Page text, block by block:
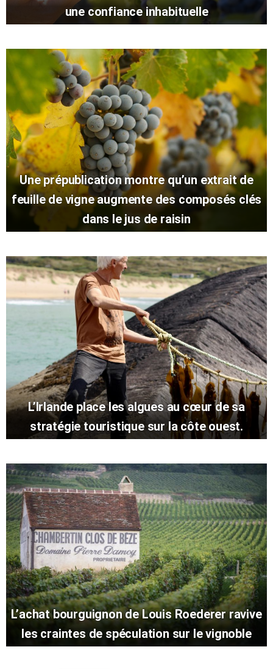
une confiance inhabituelle
Une prépublication montre qu’un extrait de
feuille de vigne augmente des composés clés
dans le jus de raisin
L’Irlande place les algues au cœur de sa
stratégie touristique sur la côte ouest.
L’achat bourguignon de Louis Roederer ravive
les craintes de spéculation sur le vignoble